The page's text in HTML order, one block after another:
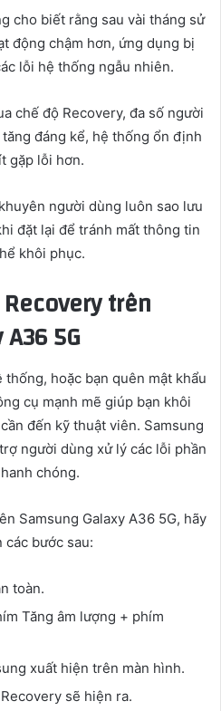
cho biết rằng sau vài tháng sử
động chậm hơn, ứng dụng bị
lỗi hệ thống ngẫu nhiên.
chế độ Recovery, đa số người
đáng kể, hệ thống ổn định
gặp lỗi hơn.
người dùng luôn sao lưu
đặt lại để tránh mất thông tin
khôi phục.
trên
5G
hoặc bạn quên mật khẩu
cụ mạnh mẽ giúp bạn khôi
đến kỹ thuật viên. Samsung
người dùng xử lý các lỗi phần
chóng.
Samsung Galaxy A36 5G, hãy
các bước sau:
toàn.
Tăng âm lượng + phím
xuất hiện trên màn hình.
sẽ hiện ra.